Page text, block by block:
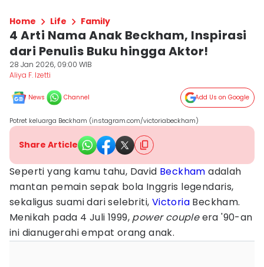
Home Life Family
4 Arti Nama Anak Beckham, Inspirasi
dari Penulis Buku hingga Aktor!
28 Jan 2026, 09:00 WIB
Aliya F. Izetti
News Channel Add Us on Google
Potret keluarga Beckham (instagram.com/victoriabeckham)
Share Article
Seperti yang kamu tahu, David Beckham adalah
mantan pemain sepak bola Inggris legendaris,
sekaligus suami dari selebriti, Victoria Beckham.
Menikah pada 4 Juli 1999, power coupleera '90-an
ini dianugerahi empat orang anak.